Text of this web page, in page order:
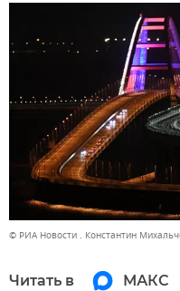
© РИА Новости . Константин
Читать в МАКС